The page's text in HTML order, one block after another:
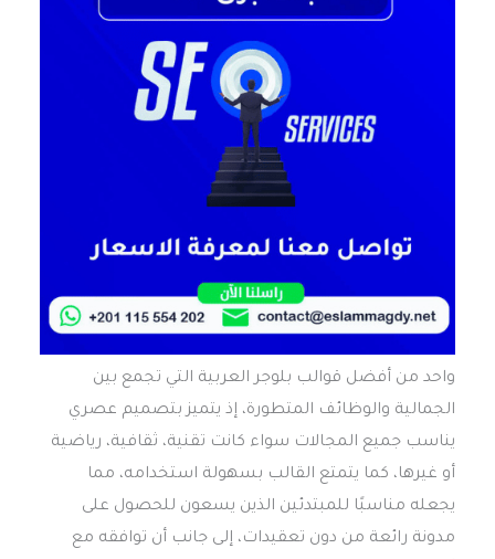
واحد من أفضل قوالب بلوجر العربية التي تجمع بين
الجمالية والوظائف المتطورة، إذ يتميز بتصميم عصري
يناسب جميع المجالات سواء كانت تقنية، ثقافية، رياضية
أو غيرها، كما يتمتع القالب بسهولة استخدامه، مما
يجعله مناسبًا للمبتدئين الذين يسعون للحصول على
مدونة رائعة من دون تعقيدات، إلى جانب أن توافقه مع